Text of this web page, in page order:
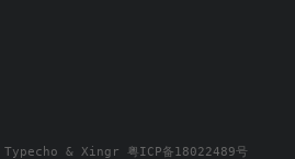
Typecho & Xingr
粤ICP备18022489号